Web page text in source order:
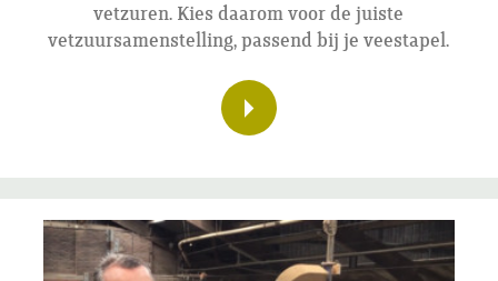
vetzuren. Kies daarom voor de juiste
vetzuursamenstelling, passend bij je veestapel.